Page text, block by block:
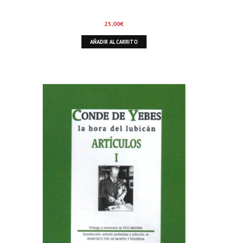
25,00€
AÑADIR AL CARRITO